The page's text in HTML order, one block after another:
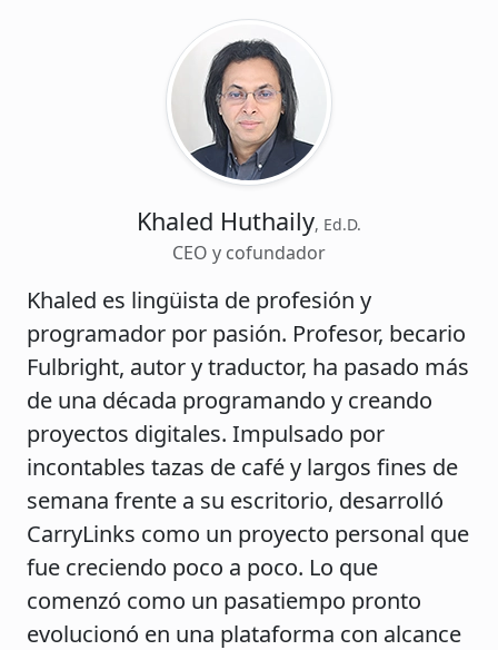
Khaled Huthaily, Ed.D.
CEO y cofundador
Khaled es lingüista de profesión y
programador por pasión. Profesor, becario
Fulbright, autor y traductor, ha pasado más
de una década programando y creando
proyectos digitales. Impulsado por
incontables tazas de café y largos fines de
semana frente a su escritorio, desarrolló
CarryLinks como un proyecto personal que
fue creciendo poco a poco. Lo que
comenzó como un pasatiempo pronto
evolucionó en una plataforma con alcance